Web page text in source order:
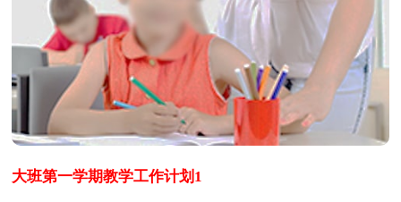
大班第一学期教学工作计划1